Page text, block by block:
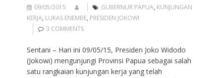
09/05/2015 GUBERNUR PAPUA, KUNJUNGAN
KERJA, LUKAS ENEMBE, PRESIDEN JOKOWI
3 COMMENTS
Sentani – Hari ini 09/05/15, Presiden Joko Widodo
(Jokowi) mengunjungi Provinsi Papua sebagai salah
satu rangkaian kunjungan kerja yang telah